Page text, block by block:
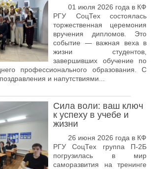
01 июля 2026 года в КФ
РГУ СоцТех состоялась
торжественная церемония
вручения дипломов. Это
событие — важная веха в
жизни студентов,
завершивших обучение по
профессионального образования. С
и напутствиями...
Сила воли: ваш ключ
к успеху в учебе и
жизни
26 июня 2026 года в КФ
РГУ СоцТех группа П-2Б
погрузилась в мир
саморазвития на тренинге